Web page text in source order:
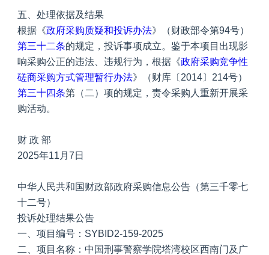
五、处理依据及结果
根据《政府采购质疑和投诉办法》（财政部令第94号）
第三十二条的规定，投诉事项成立。鉴于本项目出现影
响采购公正的违法、违规行为，根据《政府采购竞争性
磋商采购方式管理暂行办法》（财库〔2014〕214号）
第三十四条第（二）项的规定，责令采购人重新开展采
购活动。
财 政 部
2025年11月7日
中华人民共和国财政部政府采购信息公告（第三千零七
十二号）
投诉处理结果公告
一、项目编号：SYBID2-159-2025
二、项目名称：中国刑事警察学院塔湾校区西南门及广